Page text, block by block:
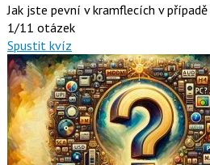
Jak jste pevní v kramflecích v
1/11 otázek
Spustit kvíz